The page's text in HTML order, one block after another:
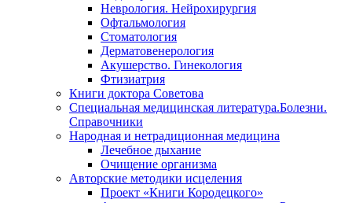
Неврология. Нейрохирургия
Офтальмология
Стоматология
Дерматовенерология
Акушерство. Гинекология
Фтизиатрия
Книги доктора Советова
Специальная медицинская литература.Болезни.
Справочники
Народная и нетрадиционная медицина
Лечебное дыхание
Очищение организма
Авторские методики исцеления
Проект «Книги Кородецкого»